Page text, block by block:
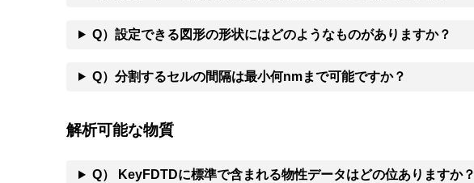
Q）設定できる図形の形状にはどのようなものがありますか？
Q）分割するセルの間隔は最小何nmまで可能ですか？
解析可能な物質
Q） KeyFDTDに標準で含まれる物性データはどの位ありますか？